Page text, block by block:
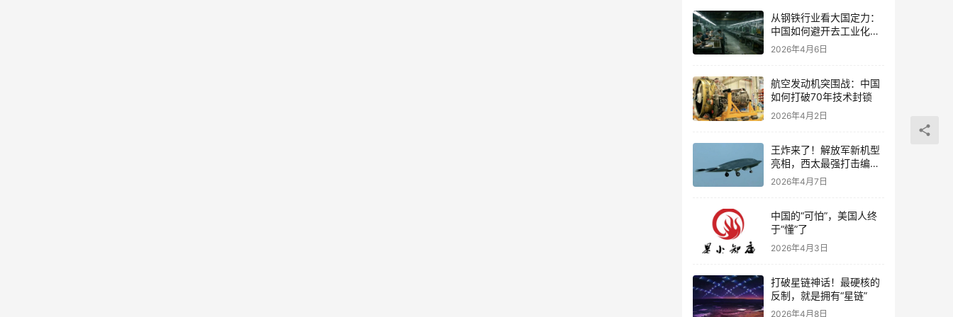
从钢铁行业看大国定力：
中国如何避开去工业化陷
阱
2026年4月6日
航空发动机突围战：中国
如何打破70年技术封锁
2026年4月2日
王炸来了！解放军新机型
亮相，西太最强打击编队
成型，美心态崩了
2026年4月7日
中国的“可怕”，美国人终
于“懂”了
2026年4月3日
打破星链神话！最硬核的
反制，就是拥有“星链”
2026年4月8日